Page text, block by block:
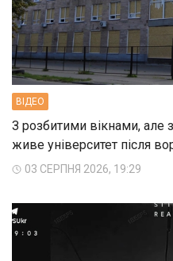
ВIДЕО
З розбитими вікнами, але
живе університет після
03 СЕРПНЯ 2026, 19:29